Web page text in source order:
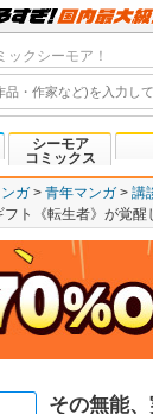
クシーモア！
シーモア
コミックス
ガ 青年マンガ 講
ト《転生者》が覚醒
その無能